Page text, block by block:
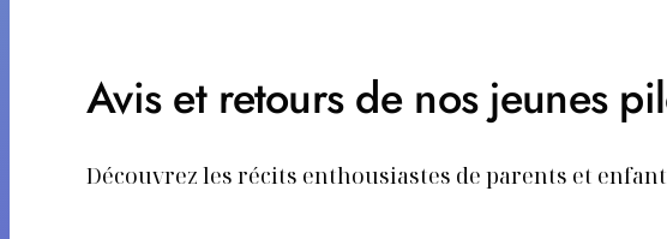
Avis et retours de nos jeunes
Découvrez les récits enthousiastes de parents et